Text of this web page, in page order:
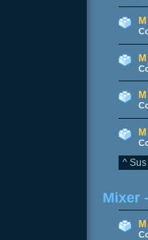
^ Sus
Mixer